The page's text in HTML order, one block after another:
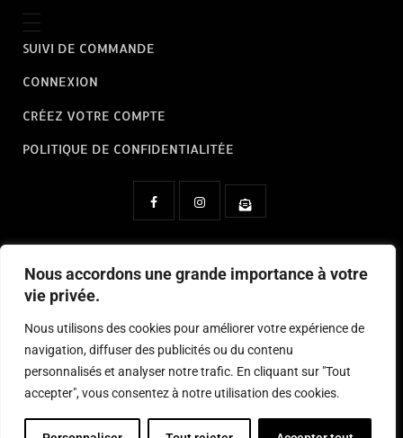
Nous accordons une grande importance à votre
vie privée.
Nous utilisons des cookies pour améliorer votre expérience de
navigation, diffuser des publicités ou du contenu
personnalisés et analyser notre trafic. En cliquant sur "Tout
accepter", vous consentez à notre utilisation des cookies.
SUIVI DE COMMANDE
CONNEXION
CRÉEZ VOTRE COMPTE
POLITIQUE DE CONFIDENTIALITÉE
Nous contacter à :contact@cineprops.fr
© 2026 CineProps.Tous droit réservés.